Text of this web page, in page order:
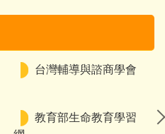
台灣輔導與諮商學會
教育部生命教育學習